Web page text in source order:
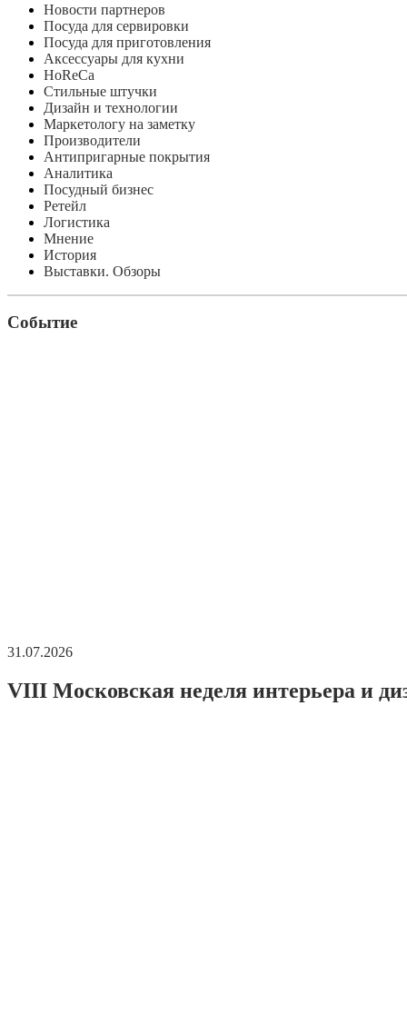
Новости партнеров
Посуда для сервировки
Посуда для приготовления
Аксессуары для кухни
HoReCa
Стильные штучки
Дизайн и технологии
Маркетологу на заметку
Производители
Антипригарные покрытия
Аналитика
Посудный бизнес
Ретейл
Логистика
Мнение
История
Выставки. Обзоры
Событие
31.07.2026
VIII Московская неделя интерьера и